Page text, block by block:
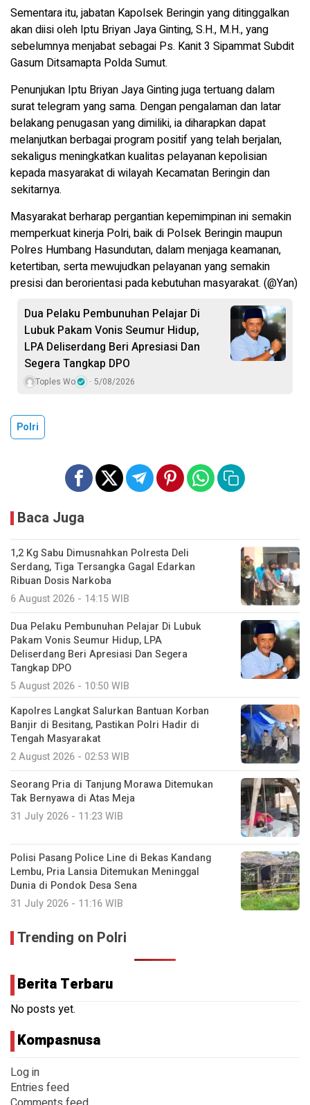
Sementara itu, jabatan Kapolsek Beringin yang ditinggalkan
akan diisi oleh Iptu Briyan Jaya Ginting, S.H., M.H., yang
sebelumnya menjabat sebagai Ps. Kanit 3 Sipammat Subdit
Gasum Ditsamapta Polda Sumut.
Penunjukan Iptu Briyan Jaya Ginting juga tertuang dalam
surat telegram yang sama. Dengan pengalaman dan latar
belakang penugasan yang dimiliki, ia diharapkan dapat
melanjutkan berbagai program positif yang telah berjalan,
sekaligus meningkatkan kualitas pelayanan kepolisian
kepada masyarakat di wilayah Kecamatan Beringin dan
sekitarnya.
Masyarakat berharap pergantian kepemimpinan ini semakin
memperkuat kinerja Polri, baik di Polsek Beringin maupun
Polres Humbang Hasundutan, dalam menjaga keamanan,
ketertiban, serta mewujudkan pelayanan yang semakin
presisi dan berorientasi pada kebutuhan masyarakat. (@Yan)
Dua Pelaku Pembunuhan Pelajar Di
Lubuk Pakam Vonis Seumur Hidup,
LPA Deliserdang Beri Apresiasi Dan
Segera Tangkap DPO
Toples Wo 5/08/2026
Polri
Baca Juga
1,2 Kg Sabu Dimusnahkan Polresta Deli
Serdang, Tiga Tersangka Gagal Edarkan
Ribuan Dosis Narkoba
6 August 2026 - 14:15 WIB
Dua Pelaku Pembunuhan Pelajar Di Lubuk
Pakam Vonis Seumur Hidup, LPA
Deliserdang Beri Apresiasi Dan Segera
Tangkap DPO
5 August 2026 - 10:50 WIB
Kapolres Langkat Salurkan Bantuan Korban
Banjir di Besitang, Pastikan Polri Hadir di
Tengah Masyarakat
2 August 2026 - 02:53 WIB
Seorang Pria di Tanjung Morawa Ditemukan
Tak Bernyawa di Atas Meja
31 July 2026 - 11:23 WIB
Polisi Pasang Police Line di Bekas Kandang
Lembu, Pria Lansia Ditemukan Meninggal
Dunia di Pondok Desa Sena
31 July 2026 - 11:16 WIB
Trending on Polri
Berita Terbaru
No posts yet.
Kompasnusa
Log in
Entries feed